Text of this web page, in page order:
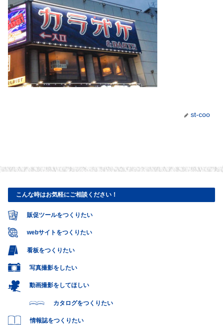
st-coo
こんな時はお気軽にご相談ください！
販促ツールをつくりたい
webサイトをつくりたい
看板をつくりたい
写真撮影をしたい
動画撮影をしてほしい
カタログをつくりたい
情報誌をつくりたい